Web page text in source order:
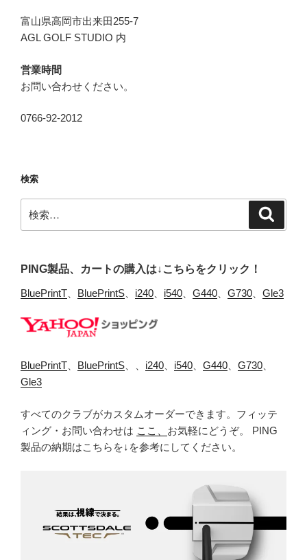
富山県高岡市出来田255-7
AGL GOLF STUDIO 内
営業時間
お問い合わせください。
0766-92-2012
検索
索:
PING製品、カートの購入は↓こちらをクリック！
BluePrintT BluePrintS i240 i540 G440 G730 Gle3
BluePrintT BluePrintS i240 i540 G440 G730
Gle3
すべてのクラブがカスタムオーダーできます。フィッテ
ィング・お問い合わせは ここ、 お気軽にどうぞ。 PING
製品の納期はこちらを↓を参考にしてください。